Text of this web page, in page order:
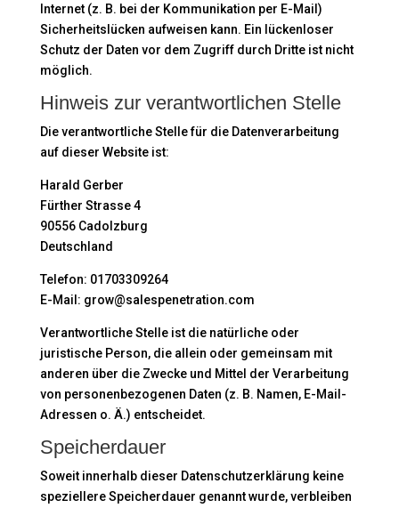
Internet (z. B. bei der Kommunikation per E-Mail)
Sicherheitslücken aufweisen kann. Ein lückenloser
Schutz der Daten vor dem Zugriff durch Dritte ist nicht
möglich.
Hinweis zur verantwortlichen Stelle
Die verantwortliche Stelle für die Datenverarbeitung
auf dieser Website ist:
Harald Gerber
Fürther Strasse 4
90556 Cadolzburg
Deutschland
Telefon: 01703309264
E-Mail: grow@salespenetration.com
Verantwortliche Stelle ist die natürliche oder
juristische Person, die allein oder gemeinsam mit
anderen über die Zwecke und Mittel der Verarbeitung
von personenbezogenen Daten (z. B. Namen, E-Mail-
Adressen o. Ä.) entscheidet.
Speicherdauer
Soweit innerhalb dieser Datenschutzerklärung keine
speziellere Speicherdauer genannt wurde, verbleiben